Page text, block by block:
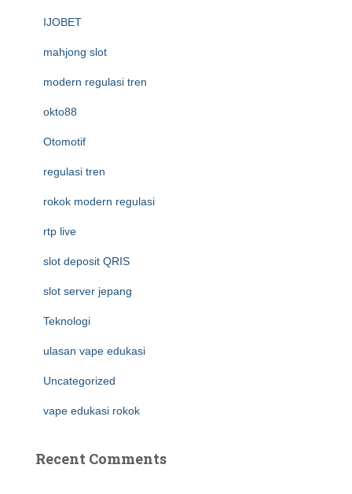
IJOBET
mahjong slot
modern regulasi tren
okto88
Otomotif
regulasi tren
rokok modern regulasi
rtp live
slot deposit QRIS
slot server jepang
Teknologi
ulasan vape edukasi
Uncategorized
vape edukasi rokok
Recent Comments